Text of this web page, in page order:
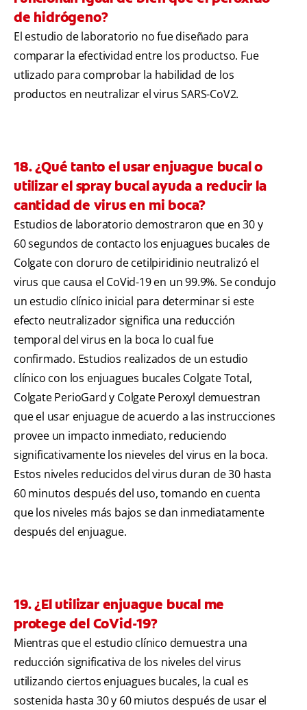
de hidrógeno?
El estudio de laboratorio no fue diseñado para
comparar la efectividad entre los productso. Fue
utlizado para comprobar la habilidad de los
productos en neutralizar el virus SARS-CoV2.
18. ¿Qué tanto el usar enjuague bucal o
utilizar el spray bucal ayuda a reducir la
cantidad de virus en mi boca?
Estudios de laboratorio demostraron que en 30 y
60 segundos de contacto los enjuagues bucales de
Colgate con cloruro de cetilpiridinio neutralizó el
virus que causa el CoVid-19 en un 99.9%. Se condujo
un estudio clínico inicial para determinar si este
efecto neutralizador significa una reducción
temporal del virus en la boca lo cual fue
confirmado. Estudios realizados de un estudio
clínico con los enjuagues bucales Colgate Total,
Colgate PerioGard y Colgate Peroxyl demuestran
que el usar enjuague de acuerdo a las instrucciones
provee un impacto inmediato, reduciendo
significativamente los nieveles del virus en la boca.
Estos niveles reducidos del virus duran de 30 hasta
60 minutos después del uso, tomando en cuenta
que los niveles más bajos se dan inmediatamente
después del enjuague.
19. ¿El utilizar enjuague bucal me
protege del CoVid-19?
Mientras que el estudio clínico demuestra una
reducción significativa de los niveles del virus
utilizando ciertos enjuagues bucales, la cual es
sostenida hasta 30 y 60 miutos después de usar el